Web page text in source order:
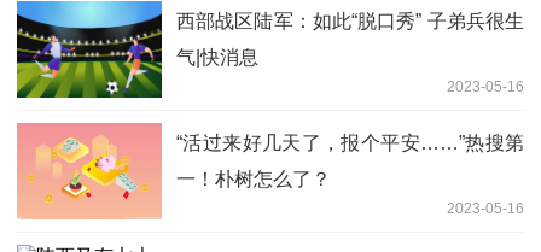
西部战区陆军：如此“脱口秀” 子弟兵很生
气|快消息
2023-05-16
“活过来好几天了，报个平安……”热搜第
一！朴树怎么了？
2023-05-16